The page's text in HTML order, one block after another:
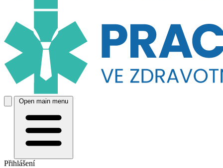
Open main menu
Přihlášení